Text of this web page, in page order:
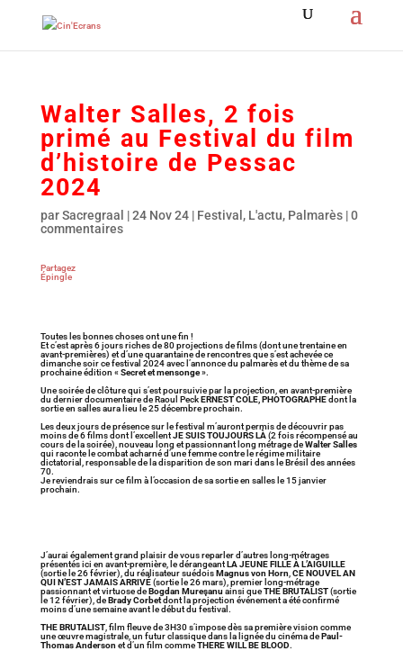
Walter Salles, 2 fois
primé au Festival du film
d’histoire de Pessac
2024
parSacregraal |24 Nov 24| Festival , L'actu, Palmarès|0
commentaires
Partagez
Épingle
Toutes les bonnes choses ont une fin !
Et c’est après 6 jours riches de 80 projections de films (dont une trentaine en
avant-premières) et d’une quarantaine de rencontres que s’est achevée ce
dimanche soir ce festival 2024 avec l’annonce du palmarès et du thème de sa
prochaine édition «Secret et mensonge».
Une soirée de clôture qui s’est poursuivie par la projection, en avant-première
du dernier documentaire de Raoul PeckERNEST COLE, PHOTOGRAPHEdont la
sortie en salles aura lieu le 25 décembre prochain.
Les deux jours de présence sur le festival m’auront permis de découvrir pas
moins de 6 films dont l’excellentJE SUIS TOUJOURS LÀ(2 fois récompensé au
cours de la soirée), nouveau long et passionnant long métrage deWalter Salles
qui raconte le combat acharné d’une femme contre le régime militaire
dictatorial, responsable de la disparition de son mari dans le Brésil des années
70.
Je reviendrais sur ce film à l’occasion de sa sortie en salles le 15 janvier
prochain.
J’aurai également grand plaisir de vous reparler d’autres long-métrages
présentés ici en avant-première, le dérangeantLA JEUNE FILLE À L’AIGUILLE
(sortie le 26 février), du réalisateur suédoisMagnus von Horn CE NOUVEL AN
QUI N’EST JAMAIS ARRIVÉ(sortie le 26 mars), premier long-métrage
passionnant et virtuose deBogdan Mureşanu ainsi queTHE BRUTALIST(sortie
le 12 février), deBrady Corbetdont la projection événement a été confirmé
moins d’une semaine avant le début du festival.
THE BRUTALIST, film fleuve de 3H30 s’impose dès sa première vision comme
une œuvre magistrale, un futur classique dans la lignée du cinéma dePaul-
Thomas Anderson et d’un film commeTHERE WILL BE BLOOD.